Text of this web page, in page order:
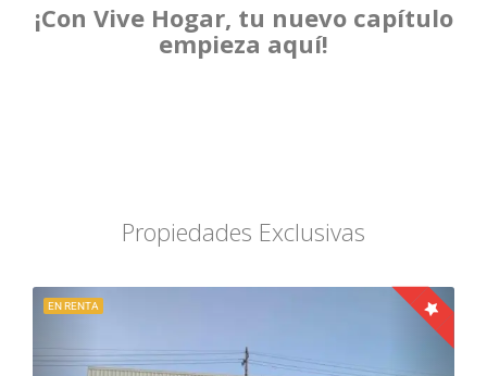
¡Con Vive Hogar, tu nuevo capítulo
empieza aquí!
Propiedades Exclusivas
EN RENTA